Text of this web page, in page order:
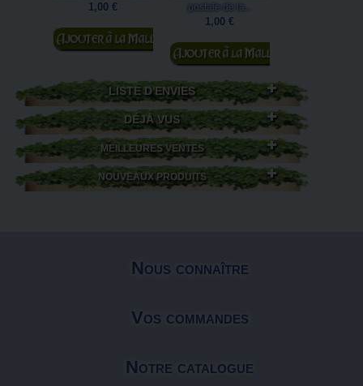
1,00 €
Ajouter au
panier
postale de la...
1,00 €
Ajouter au
panier
LISTE D'ENVIES
DÉJÀ VUS
MEILLEURES VENTES
NOUVEAUX PRODUITS
Nous connaître
Vos commandes
Notre catalogue